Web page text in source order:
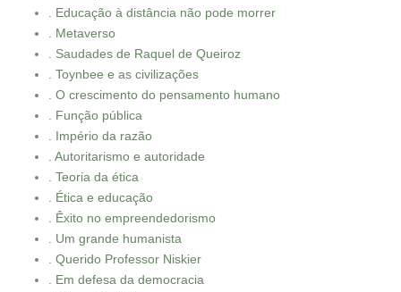
. Educação à distância não pode morrer
. Metaverso
. Saudades de Raquel de Queiroz
. Toynbee e as civilizações
. O crescimento do pensamento humano
. Função pública
. Império da razão
. Autoritarismo e autoridade
. Teoria da ética
. Ética e educação
. Êxito no empreendedorismo
. Um grande humanista
. Querido Professor Niskier
. Em defesa da democracia